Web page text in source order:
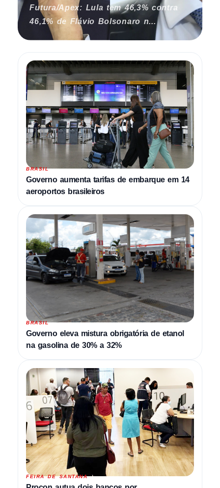
Futura/Apex: Lula tem 46,3% contra
46,1% de Flávio Bolsonaro n...
BRASIL
Governo aumenta tarifas de embarque em 14
aeroportos brasileiros
BRASIL
Governo eleva mistura obrigatória de etanol
na gasolina de 30% a 32%
FEIRA DE SANTANA